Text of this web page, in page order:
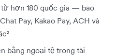
hơn 180 quốc gia — bao
Pay, Kakao Pay, ACH và
bằng ngoại tệ trong tài